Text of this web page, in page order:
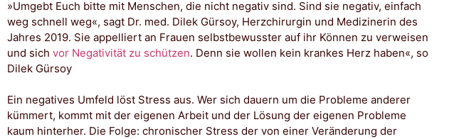
»Umgebt Euch bitte mit Menschen, die nicht negativ sind. Sind sie negativ, einfach
weg schnell weg«, sagt Dr. med. Dilek Gürsoy, Herzchirurgin und Medizinerin des
Jahres 2019. Sie appelliert an Frauen selbstbewusster auf ihr Können zu verweisen
und sich vor Negativität zu schützen. Denn sie wollen kein krankes Herz haben«, so
Dilek Gürsoy
Ein negatives Umfeld löst Stress aus. Wer sich dauern um die Probleme anderer
kümmert, kommt mit der eigenen Arbeit und der Lösung der eigenen Probleme
kaum hinterher. Die Folge: chronischer Stress der von einer Veränderung der